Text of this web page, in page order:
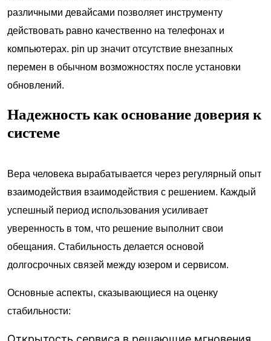
различными девайсами позволяет инструменту
действовать равно качественно на телефонах и
компьютерах. pin up значит отсутствие внезапных
перемен в обычном возможностях после установки
обновлений.
Надежность как основание доверия к
системе
Вера человека вырабатывается через регулярный опыт
взаимодействия взаимодействия с решением. Каждый
успешный период использования усиливает
уверенность в том, что решение выполнит свои
обещания. Стабильность делается основой
долгосрочных связей между юзером и сервисом.
Основные аспекты, сказывающиеся на оценку
стабильности: